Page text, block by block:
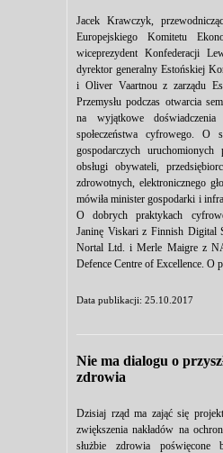
Jacek Krawczyk,
Europejskiego Komitetu
wiceprezydent Konfederacji
dyrektor generalny Estońskiej
i Oliver Vaartnou z zarządu
Przemysłu podczas otwarcia
na wyjątkowe
społeczeństwa cyfrowego. O
gospodarczych
obsługi obywateli,
zdrowotnych, elektronicznego
mówiła minister gospodarki i
O dobrych praktykach
Janinę Viskari z Finnish Digital
Nortal Ltd. i Merle Maigre z
Defence Centre of Excellence. O
Data publikacji: 25.10.2017
Nie ma dialogu o
zdrowia
Dzisiaj rząd ma zająć się
zwiększenia nakładów na
służbie zdrowia poświęcone